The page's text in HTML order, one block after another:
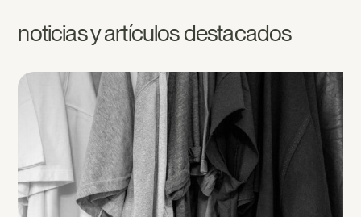
noticias y artículos destacados